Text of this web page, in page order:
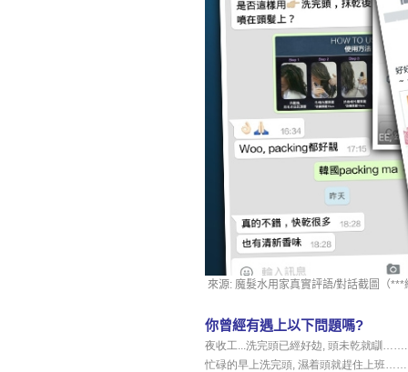
來源: 魔髮水用家真實評語/對話截圖（
你曾經有遇上以下問題嗎?
夜收工...洗完頭已經好攰, 頭未乾就瞓…….
忙碌的早上洗完頭, 濕着頭就趕住上班……